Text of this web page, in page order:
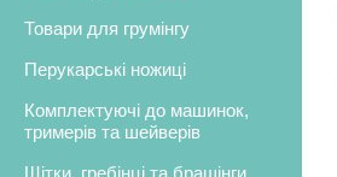
Товари для грумінгу
Перукарські ножиці
Комплектуючі до машинок,
тримерів та шейверів
Щітки, гребінці та брашінги